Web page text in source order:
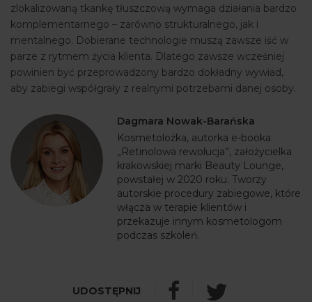
zlokalizowaną tkankę tłuszczową wymaga działania bardzo
komplementarnego – zarówno strukturalnego, jak i
mentalnego. Dobierane technologie muszą zawsze iść w
parze z rytmem życia klienta. Dlatego zawsze wcześniej
powinien być przeprowadzony bardzo dokładny wywiad,
aby zabiegi współgrały z realnymi potrzebami danej osoby.
Dagmara Nowak-Barańska
Kosmetolożka, autorka e-booka
„Retinolowa rewolucja”, założycielka
krakowskiej marki Beauty Lounge,
powstałej w 2020 roku. Tworzy
autorskie procedury zabiegowe, które
włącza w terapie klientów i
przekazuje innym kosmetologom
podczas szkoleń.